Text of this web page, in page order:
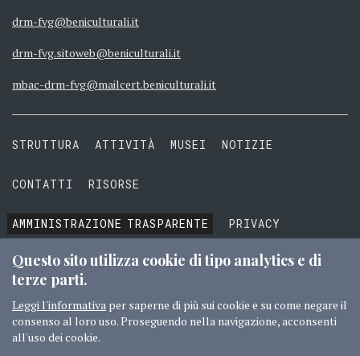
drm-fvg@beniculturali.it
drm-fvg.sitoweb@beniculturali.it
mbac-drm-fvg@mailcert.beniculturali.it
STRUTTURA ATTIVITÀ MUSEI NOTIZIE
CONTATTI RISORSE
AMMINISTRAZIONE TRASPARENTE
PRIVACY
COOKIE
TERMINI E CONDIZIONI
© 2016 MIBACT TUTTI I DIRITTI RISERVATI CREDITI
Questo sito utilizza cookie di tipo analytics e di
terze parti.
Leggi l'informativa per saperne di più sui cookie e su come negare il
consenso al loro uso. Proseguendo nella navigazione, acconsenti
all'uso dei cookie.